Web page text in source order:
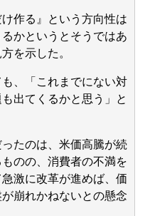
作る』という方向性は
かというとそうではあ
を示した。
、「これまでにない対
出てくるかと思う」と
たのは、米価高騰が続
のの、消費者の不満を
激に改革が進めば、価
崩れかねないとの懸念